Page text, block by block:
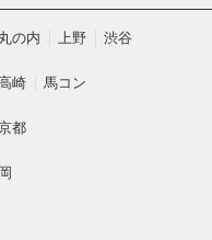
丸の内 上野 渋谷
崎 馬コン
都